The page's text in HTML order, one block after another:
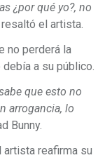
¿por qué yo?, no
resaltó el artista.
no perderá la
a su público.
que esto no
arrogancia, lo
Bunny.
reafirma su